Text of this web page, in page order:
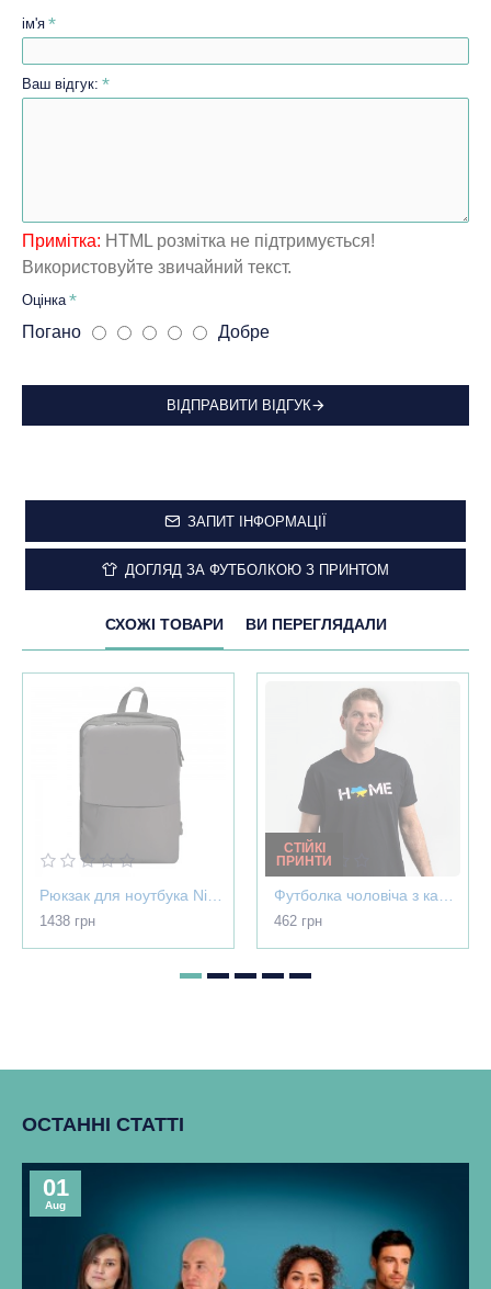
ім'я
Ваш відгук:
Примітка: HTML розмітка не підтримується!
Використовуйте звичайний текст.
Оцінка
Погано Добре
ВІДПРАВИТИ ВІДГУК
ЗАПИТ ІНФОРМАЦІЇ
ДОГЛЯД ЗА ФУТБОЛКОЮ З ПРИНТОМ
СХОЖІ ТОВАРИ ВИ ПЕРЕГЛЯДАЛИ
1438 грн
СТІЙКІ
ПРИНТИ
462 грн
ОСТАННІ СТАТТІ
01
Aug